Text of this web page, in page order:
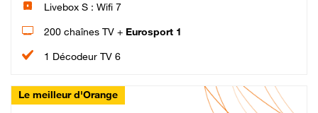
Livebox S : Wifi 7
200 chaînes TV + Eurosport 1
1 Décodeur TV 6
Le meilleur d'Orange